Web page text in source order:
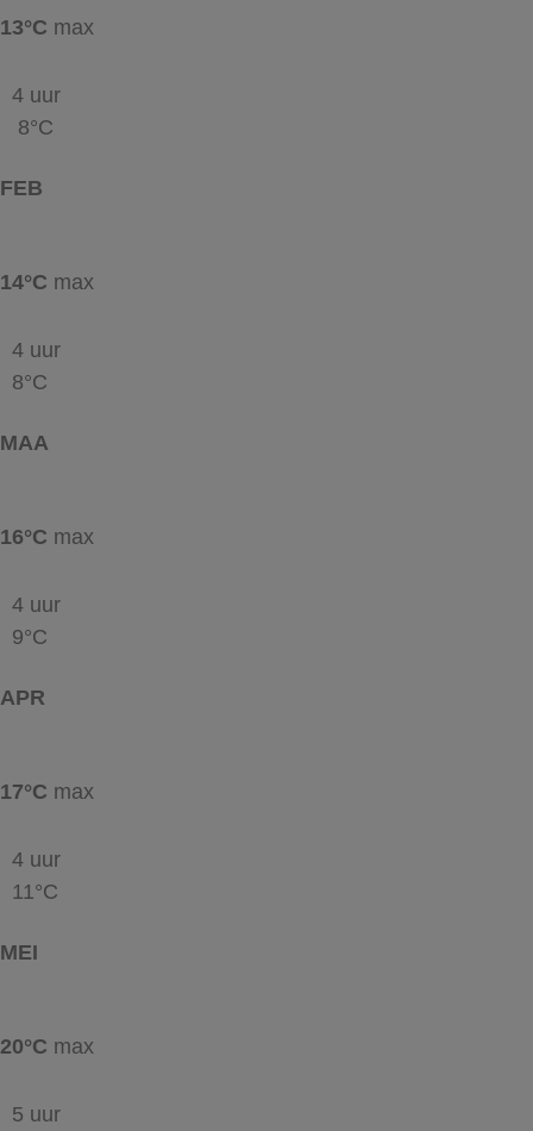
13°C max
4 uur
8°C
FEB
14°C max
4 uur
8°C
MAA
16°C max
4 uur
9°C
APR
17°C max
4 uur
11°C
MEI
20°C max
5 uur